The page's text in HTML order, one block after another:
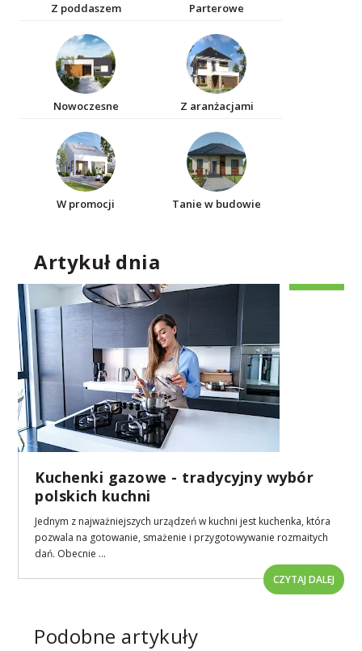
Z poddaszem Parterowe
Nowoczesne Z aranżacjami
W promocji Tanie w budowie
Artykuł dnia
Kuchenki gazowe - tradycyjny wybór
polskich kuchni
Jednym z najważniejszych urządzeń w kuchni jest kuchenka, która
pozwala na gotowanie, smażenie i przygotowywanie rozmaitych
dań. Obecnie ...
CZYTAJ DALEJ
Podobne artykuły